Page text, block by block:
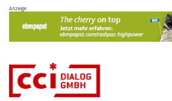
Skip
content
Anzeige